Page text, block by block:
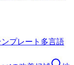
プレート 多言語